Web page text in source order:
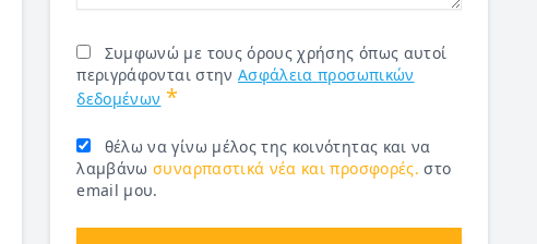
Συμφωνώ με τους όρους χρήσης όπως αυτοί
περιγράφονται στην Ασφάλεια προσωπικών
δεδομένων *
θέλω να γίνω μέλος της κοινότητας και να
λαμβάνωσυναρπαστικά νέα και προσφορές. στο
email μου.